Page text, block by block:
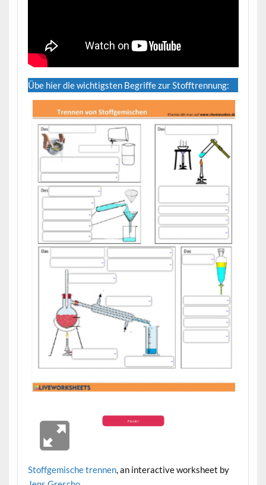
Übe hier die wichtigsten Begriffe zur Stofftrennung:
Stoffgemische trennen, an interactive worksheet by